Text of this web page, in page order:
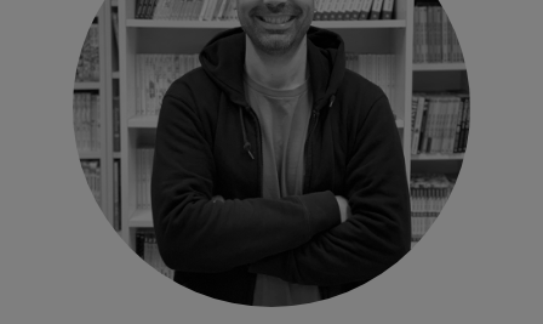
CLICK AQUÍ PER A MÉS INFO.